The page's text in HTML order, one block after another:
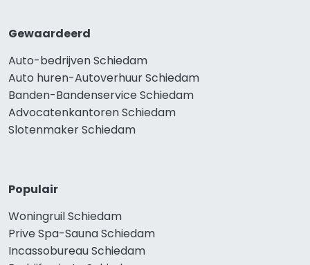
Gewaardeerd
Auto-bedrijven Schiedam
Auto huren-Autoverhuur Schiedam
Banden-Bandenservice Schiedam
Advocatenkantoren Schiedam
Slotenmaker Schiedam
Populair
Woningruil Schiedam
Prive Spa-Sauna Schiedam
Incassobureau Schiedam